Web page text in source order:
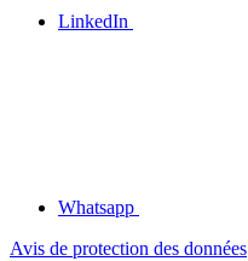
LinkedIn
Whatsapp
Avis de protection des données